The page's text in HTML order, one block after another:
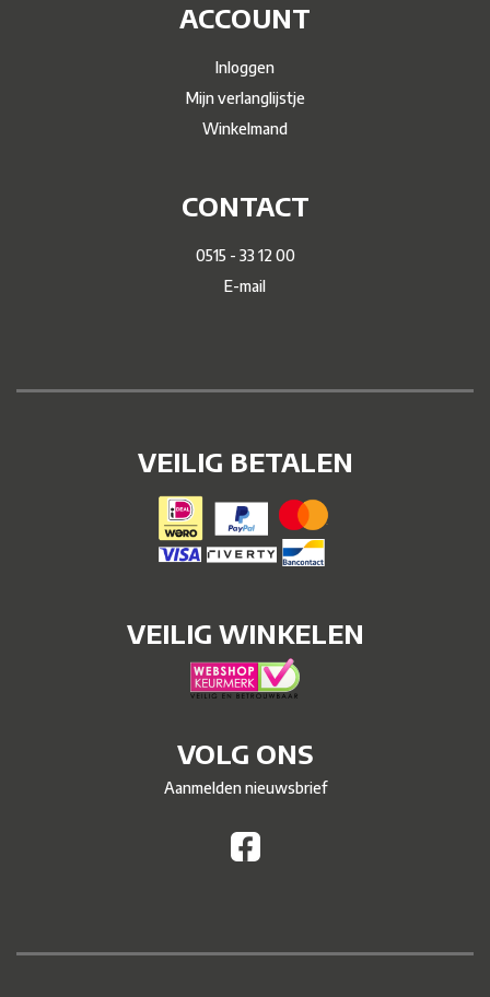
ACCOUNT
Inloggen
Mijn verlanglijstje
Winkelmand
CONTACT
0515 - 33 12 00
E-mail
VEILIG BETALEN
VEILIG WINKELEN
VOLG ONS
Aanmelden nieuwsbrief